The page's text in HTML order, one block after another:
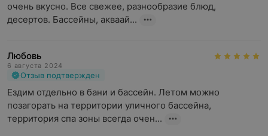
очень вкусно. Все свежее, разнообразие блюд,
десертов. Бассейны, акваай...
Любовь
6 августа 2024
Отзыв подтвержден
Ездим отдельно в бани и бассейн. Летом можно
позагорать на территории уличного бассейна,
территория спа зоны всегда очен...